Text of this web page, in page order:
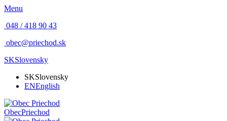
Menu
048 / 418 90 43
obec@priechod.sk
SKSlovensky
SKSlovensky
ENEnglish
ObecPriechod